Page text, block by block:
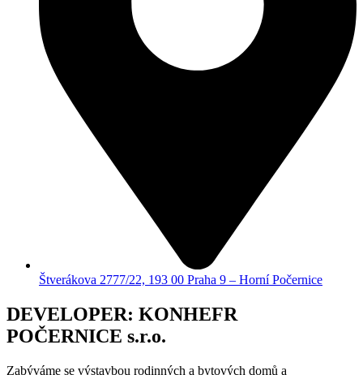
Štverákova 2777/22, 193 00 Praha 9 – Horní Počernice
DEVELOPER: KONHEFR
POČERNICE s.r.o.
Zabýváme se výstavbou rodinných a bytových domů a